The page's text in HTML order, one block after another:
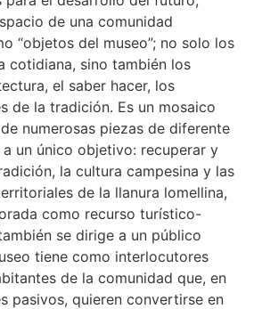
de una comunidad
“objetos del museo”; no solo los
cotidiana, sino también los
el saber hacer, los
de la tradición. Es un mosaico
numerosas piezas de diferente
un único objetivo: recuperar y
la cultura campesina y las
de la llanura lomellina,
como recurso turístico-
se dirige a un público
tiene como interlocutores
de la comunidad que, en
pasivos, quieren convertirse en